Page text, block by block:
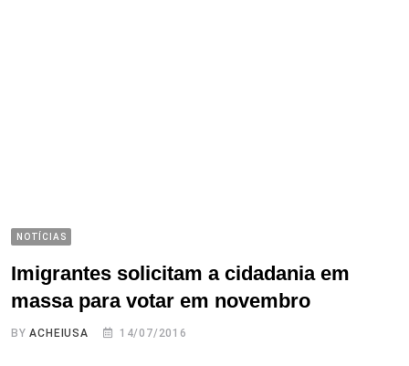
NOTÍCIAS
Imigrantes solicitam a cidadania em
massa para votar em novembro
BYACHEIUSA 14/07/2016